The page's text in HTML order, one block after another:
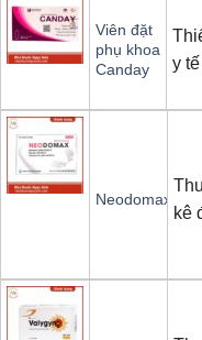
Viên đặt
phụ khoa
Canday
y tế
Neodomax
kê